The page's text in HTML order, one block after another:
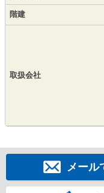
階建
取扱会社
メール